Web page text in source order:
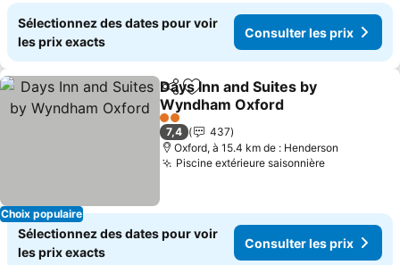
Sélectionnez des dates pour voir
les prix exacts
Consulter les prix
Choix populaire
PartagerAjouter à mes favoris
Days Inn and Suites by
Wyndham Oxford
Consulter les prix
2 Étoiles
7,4
437
Oxford, à 15.4 km de : Henderson
Piscine extérieure saisonnièreConsulter
Sélectionnez des dates pour voir
les prix exacts
Consulter les prix